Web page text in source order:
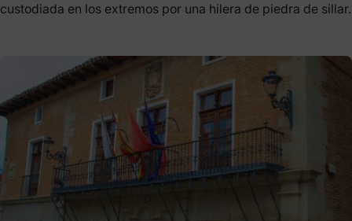
custodiada en los extremos por una hilera de piedra de sillar.